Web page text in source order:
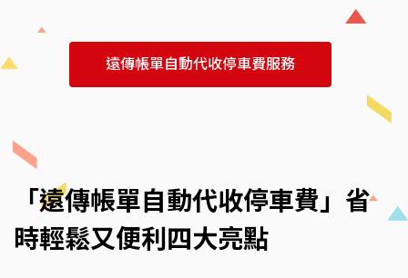
遠傳帳單自動代收停車費服務
「遠傳帳單自動代收停車費」省
時輕鬆又便利四大亮點